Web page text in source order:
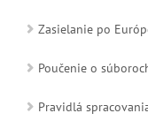
Zasielanie po
Poučenie o
Pravidlá